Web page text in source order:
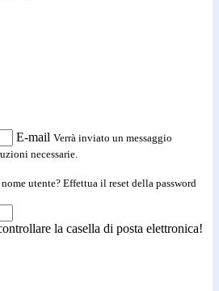
E-mail Verrà inviato un messaggio
necessarie.
utente? Effettua il reset della password
la casella di posta elettronica!